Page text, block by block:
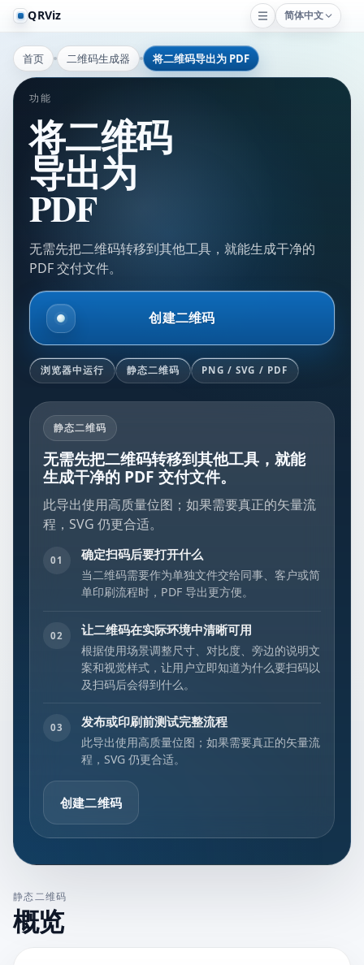
QRViz 简体中文
首页 二维码生成器 将二维码导出为 PDF
功能
将二维码
导出为
PDF
无需先把二维码转移到其他工具，就能生成干净的
PDF 交付文件。
创建二维码
浏览器中运行 静态二维码 PNG / SVG / PDF
静态二维码
无需先把二维码转移到其他工具，就能
生成干净的 PDF 交付文件。
此导出使用高质量位图；如果需要真正的矢量流
程，SVG 仍更合适。
01 确定扫码后要打开什么
当二维码需要作为单独文件交给同事、客户或简
单印刷流程时，PDF 导出更方便。
02 让二维码在实际环境中清晰可用
根据使用场景调整尺寸、对比度、旁边的说明文
案和视觉样式，让用户立即知道为什么要扫码以
及扫码后会得到什么。
03 发布或印刷前测试完整流程
此导出使用高质量位图；如果需要真正的矢量流
程，SVG 仍更合适。
创建二维码
静态二维码
概览